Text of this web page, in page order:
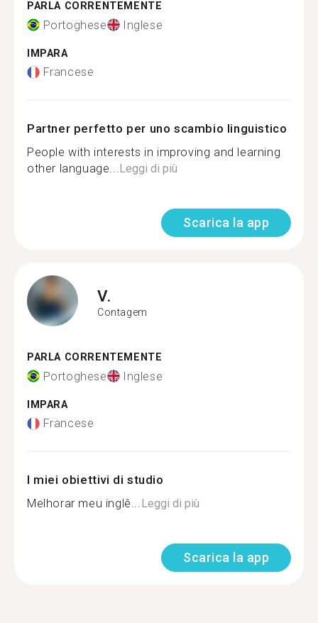
PARLA CORRENTEMENTE
Portoghese Inglese
IMPARA
Francese
Partner perfetto per uno scambio linguistico
People with interests in improving and learning
other language...Leggi di più
Scarica la app
V.
Contagem
PARLA CORRENTEMENTE
Portoghese Inglese
IMPARA
Francese
I miei obiettivi di studio
Melhorar meu inglê...Leggi di più
Scarica la app